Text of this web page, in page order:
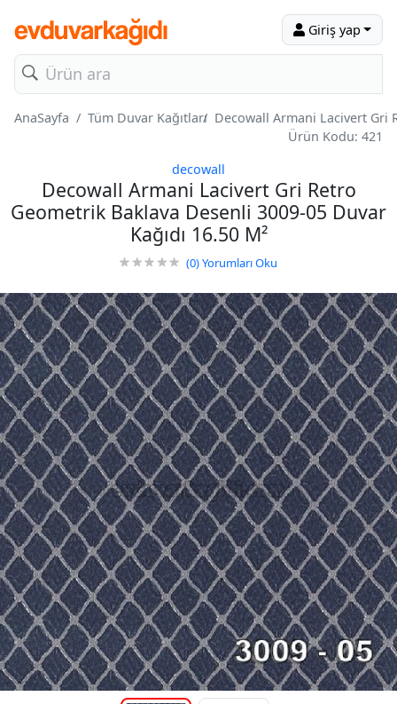
Giriş yap
AnaSayfa Tüm Duvar Kağıtları Decowall Armani Lacivert Gri
Ürün Kodu: 421
decowall
Decowall Armani Lacivert Gri Retro
Geometrik Baklava Desenli 3009-05 Duvar
Kağıdı 16.50 M²
(0)Yorumları Oku